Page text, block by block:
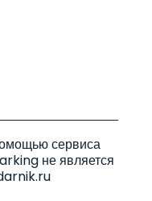
сервиса
не является